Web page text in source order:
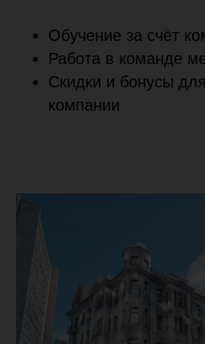
Обучение за счёт
Работа в команде
Скидки и бонусы
компании